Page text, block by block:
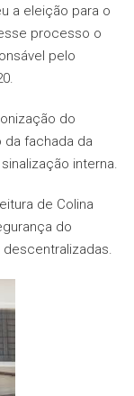
a eleição para o
processo o
pelo
do
da fachada da
interna.
de Colina
do